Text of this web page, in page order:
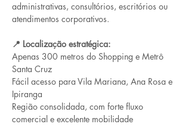
administrativas, consultórios, escritórios ou
atendimentos corporativos.
📍 Localização estratégica:
Apenas 300 metros do Shopping e Metrô
Santa Cruz
Fácil acesso para Vila Mariana, Ana Rosa e
Ipiranga
Região consolidada, com forte fluxo
comercial e excelente mobilidade